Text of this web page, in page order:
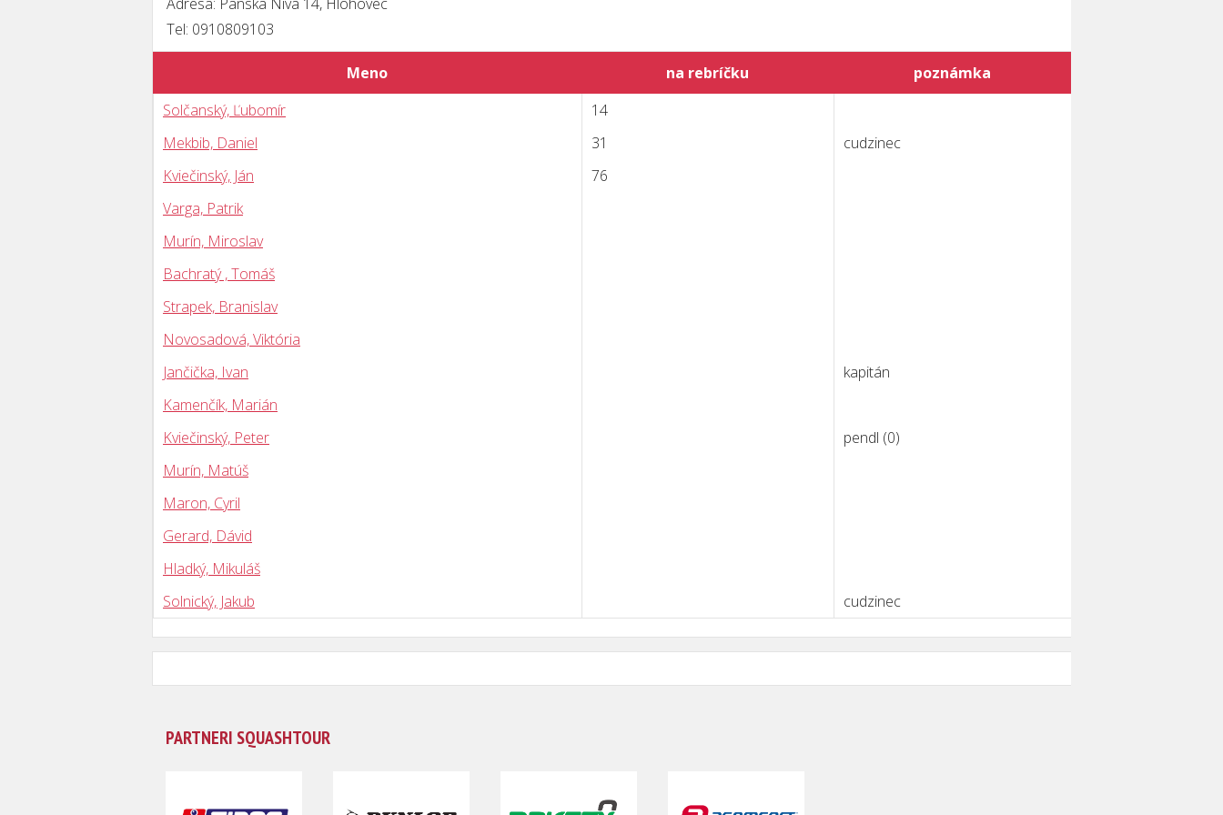
Tel: 0910809103
Meno na rebríčku
poznámka
Solčanský, Ľubomír
14
Mekbib, Daniel
31
cudzinec
Kviečinský, Ján
76
Varga, Patrik
Murín, Miroslav
Bachratý , Tomáš
Strapek, Branislav
Novosadová, Viktória
Jančička, Ivan
kapitán
Kamenčík, Marián
Kviečinský, Peter
pendl (0)
Murín, Matúš
Maron, Cyril
Gerard, Dávid
Hladký, Mikuláš
Solnický, Jakub
cudzinec
PARTNERI SQUASHTOUR